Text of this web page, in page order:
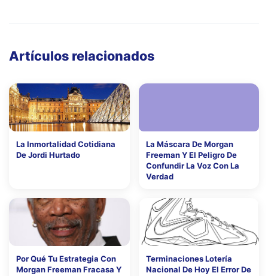
Artículos relacionados
La Inmortalidad Cotidiana
De Jordi Hurtado
La Máscara De Morgan
Freeman Y El Peligro De
Confundir La Voz Con La
Verdad
Por Qué Tu Estrategia Con
Morgan Freeman Fracasa Y
Terminaciones Lotería
Nacional De Hoy El Error De